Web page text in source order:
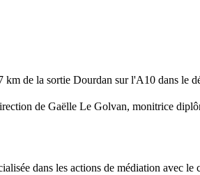
de la sortie Dourdan sur l'A10 dans le
de Gaëlle Le Golvan, monitrice
dans les actions de médiation avec le